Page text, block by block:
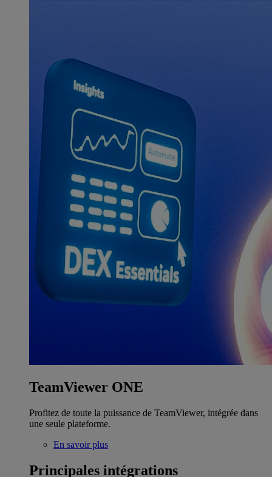
TeamViewer ONE
Profitez de toute la puissance de TeamViewer, intégrée dans
une seule plateforme.
En savoir plus
Principales intégrations